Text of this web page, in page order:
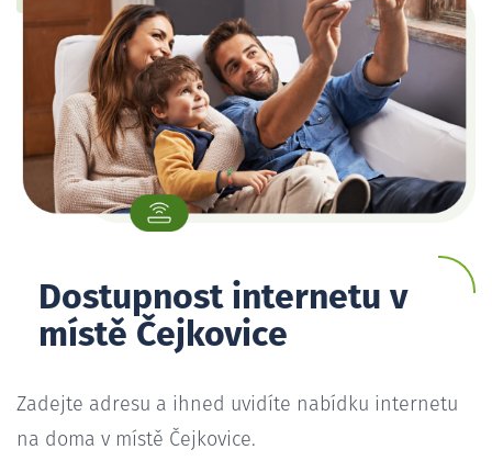
Dostupnost internetu v
místě Čejkovice
Zadejte adresu a ihned uvidíte nabídku internetu
na doma v místě Čejkovice.